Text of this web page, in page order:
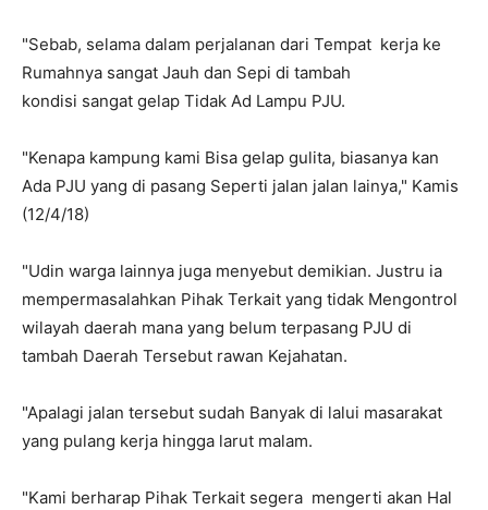
"Sebab, selama dalam perjalanan dari Tempat kerja ke
Rumahnya sangat Jauh dan Sepi di tambah
kondisi sangat gelap Tidak Ad Lampu PJU.
"Kenapa kampung kami Bisa gelap gulita, biasanya kan
Ada PJU yang di pasang Seperti jalan jalan lainya," Kamis
(12/4/18)
"Udin warga lainnya juga menyebut demikian. Justru ia
mempermasalahkan Pihak Terkait yang tidak Mengontrol
wilayah daerah mana yang belum terpasang PJU di
tambah Daerah Tersebut rawan Kejahatan.
"Apalagi jalan tersebut sudah Banyak di lalui masarakat
yang pulang kerja hingga larut malam.
"Kami berharap Pihak Terkait segera mengerti akan Hal